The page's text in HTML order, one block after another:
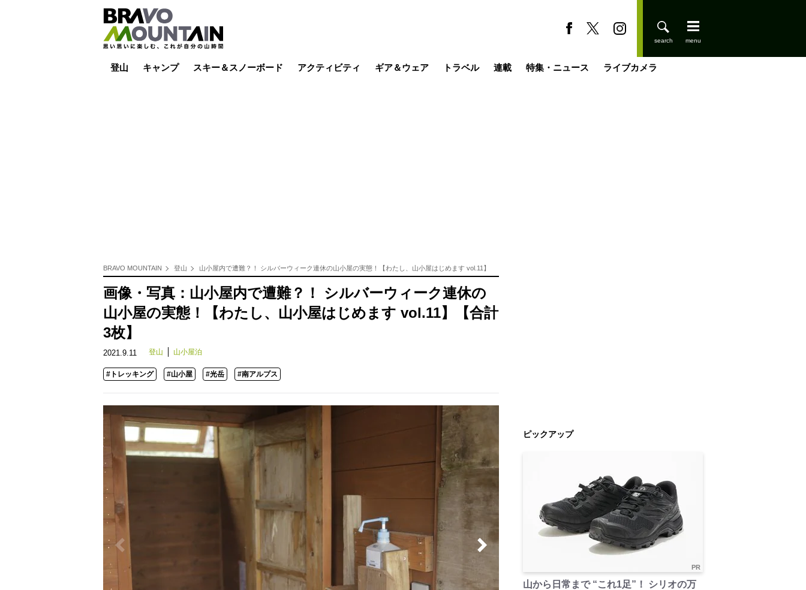
登山 キャンプ スキー＆スノーボード アクティビティ ギア＆ウェア トラベル 連載 特集・ニュース ライブカメラ
BRAVO MOUNTAIN 登山 山小屋内で遭難？！ シルバーウィーク連休の山小屋の実態！【わたし、山小屋はじめます vol.11】
画像・写真：山小屋内で遭難？！ シルバーウィーク連休の
山小屋の実態！【わたし、山小屋はじめます vol.11】【合計
3枚】
2021.9.11 登山 山小屋泊
#トレッキング #山小屋 #光岳 #南アルプス
ピックアップ
PR
山から日常まで “これ1足”！ シリオの万